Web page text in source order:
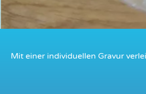
Mit einer individuellen Gravur